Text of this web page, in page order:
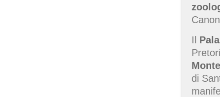
Il
di